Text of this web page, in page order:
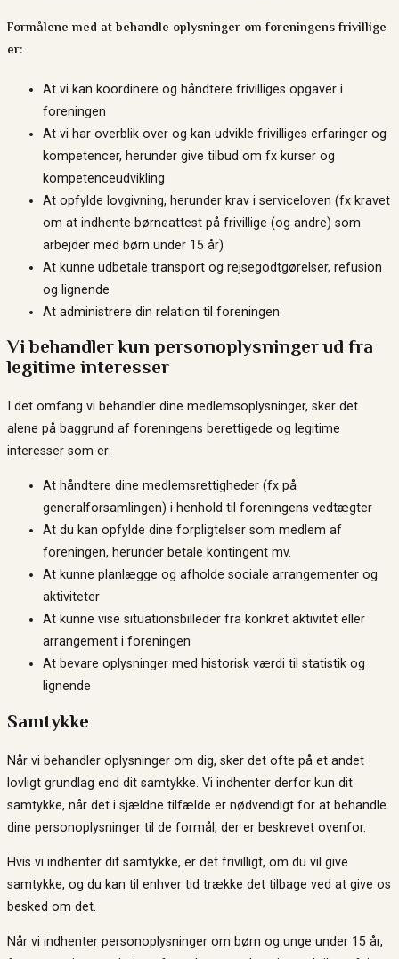
Formålene med at behandle oplysninger om foreningens frivillige
er:
At vi kan koordinere og håndtere frivilliges opgaver i
foreningen
At vi har overblik over og kan udvikle frivilliges erfaringer og
kompetencer, herunder give tilbud om fx kurser og
kompetenceudvikling
At opfylde lovgivning, herunder krav i serviceloven (fx kravet
om at indhente børneattest på frivillige (og andre) som
arbejder med børn under 15 år)
At kunne udbetale transport og rejsegodtgørelser, refusion
og lignende
At administrere din relation til foreningen
Vi behandler kun personoplysninger ud fra
legitime interesser
I det omfang vi behandler dine medlemsoplysninger, sker det
alene på baggrund af foreningens berettigede og legitime
interesser som er:
At håndtere dine medlemsrettigheder (fx på
generalforsamlingen) i henhold til foreningens vedtægter
At du kan opfylde dine forpligtelser som medlem af
foreningen, herunder betale kontingent mv.
At kunne planlægge og afholde sociale arrangementer og
aktiviteter
At kunne vise situationsbilleder fra konkret aktivitet eller
arrangement i foreningen
At bevare oplysninger med historisk værdi til statistik og
lignende
Samtykke
Når vi behandler oplysninger om dig, sker det ofte på et andet
lovligt grundlag end dit samtykke. Vi indhenter derfor kun dit
samtykke, når det i sjældne tilfælde er nødvendigt for at behandle
dine personoplysninger til de formål, der er beskrevet ovenfor.
Hvis vi indhenter dit samtykke, er det frivilligt, om du vil give
samtykke, og du kan til enhver tid trække det tilbage ved at give os
besked om det.
Når vi indhenter personoplysninger om børn og unge under 15 år,